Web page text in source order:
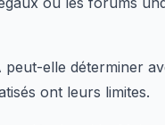
elle déterminer
ont leurs limites.